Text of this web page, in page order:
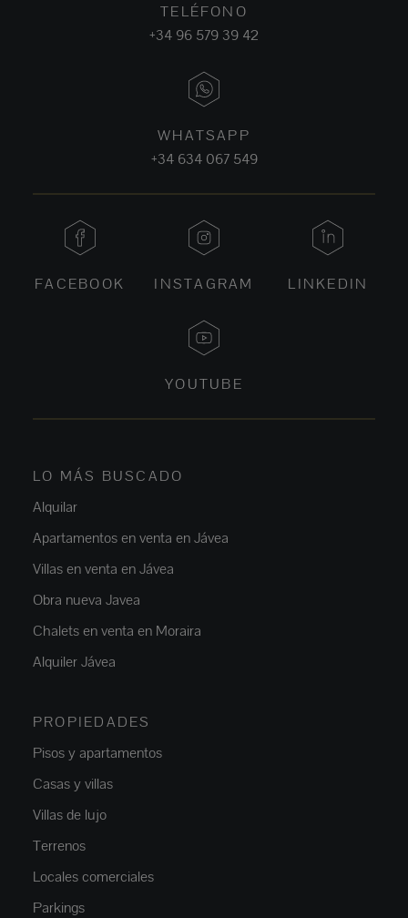
TELÉFONO
+34 96 579 39 42
WHATSAPP
+34 634 067 549
FACEBOOK INSTAGRAM LINKEDIN
YOUTUBE
LO MÁS BUSCADO
Alquilar
Apartamentos en venta en Jávea
Villas en venta en Jávea
Obra nueva Javea
Chalets en venta en Moraira
Alquiler Jávea
PROPIEDADES
Pisos y apartamentos
Casas y villas
Villas de lujo
Terrenos
Locales comerciales
Parkings